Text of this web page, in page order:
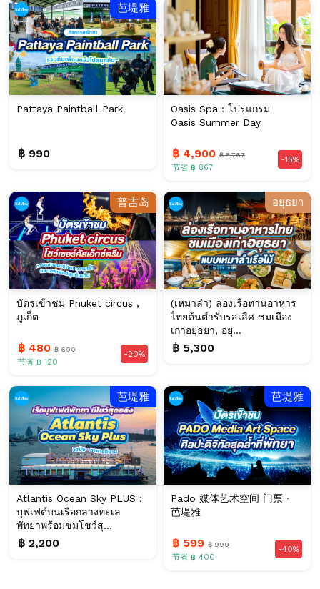
芭堤雅
Pattaya Paintball Park
฿ 990
Oasis Spa : โปรแกรม
Oasis Summer Day
฿ 4,900 ฿ 5,767
节省 ฿ 867
-15%
普吉岛
บัตรเข้าชม Phuket circus ,
ภูเก็ต
฿ 480 ฿ 600
节省 ฿ 120
-20%
อยุธยา
(เหมาลำ) ล่องเรือทานอาหาร
ไทยต้นตำรับรสเลิศ ชมเมือง
เก่าอยุธยา, อยุ...
฿ 5,300
芭堤雅
Atlantis Ocean Sky PLUS :
บุฟเฟต์บนเรือกลางทะเล
พัทยาพร้อมชมโชว์สุ...
฿ 2,200
芭堤雅
Pado 媒体艺术空间 门票 ·
芭堤雅
฿ 599 ฿ 999
节省 ฿ 400
-40%